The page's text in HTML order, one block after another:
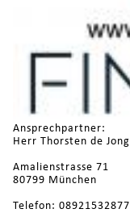
Ansprechpartner:
Herr Thorsten de Jong
Amalienstrasse 71
80799 München
Telefon: 08921532877